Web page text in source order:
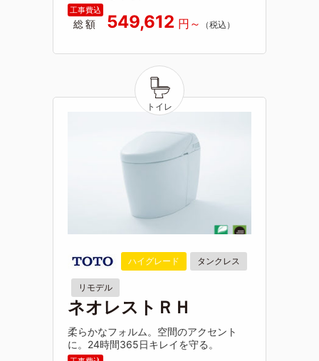
総額 549,612
ハイグレード タンクレス
リモデル
ネオレストＲＨ
柔らかなフォルム。空間のアクセント
に。24時間365日キレイを守る。